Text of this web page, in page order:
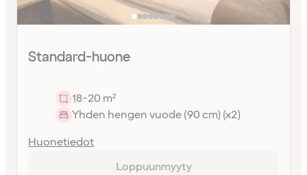
Standard-huone
18-20 m²
Yhden hengen vuode (90 cm) (x2)
Huonetiedot
Loppuunmyyty